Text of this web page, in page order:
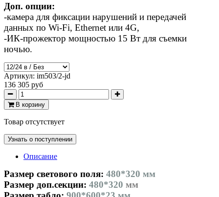
Доп. опции:
-камера для фиксации нарушений и передачей
данных по Wi-Fi, Ethernet или 4G,
-ИК-прожектор мощностью 15 Вт для съемки
ночью.
Артикул: im503/2-jd
136 305 руб
В корзину
Товар отсутствует
Узнать о поступлении
Описание
Размер светового поля: 480*320 мм
Размер доп.секции: 480*320 мм